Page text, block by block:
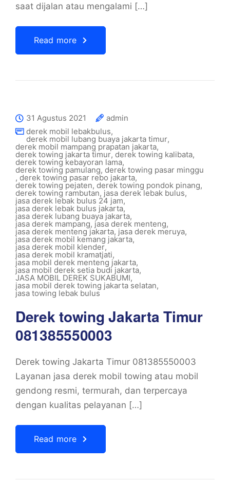
saat dijalan atau mengalami […]
Read more
31 Agustus 2021
admin
derek mobil lebakbulus,
derek mobil lubang buaya jakarta timur,
derek mobil mampang prapatan jakarta,
derek towing jakarta timur, derek towing kalibata,
derek towing kebayoran lama,
derek towing pamulang, derek towing pasar minggu
, derek towing pasar rebo jakarta,
derek towing pejaten, derek towing pondok pinang,
derek towing rambutan, jasa derek lebak bulus,
jasa derek lebak bulus 24 jam,
jasa derek lebak bulus jakarta,
jasa derek lubang buaya jakarta,
jasa derek mampang, jasa derek menteng,
jasa derek menteng jakarta, jasa derek meruya,
jasa derek mobil kemang jakarta,
jasa derek mobil klender,
jasa derek mobil kramatjati,
jasa mobil derek menteng jakarta,
jasa mobil derek setia budi jakarta,
JASA MOBIL DEREK SUKABUMI,
jasa mobil derek towing jakarta selatan,
jasa towing lebak bulus
Derek towing Jakarta Timur
081385550003
Derek towing Jakarta Timur 081385550003
Layanan jasa derek mobil towing atau mobil
gendong resmi, termurah, dan terpercaya
dengan kualitas pelayanan […]
Read more